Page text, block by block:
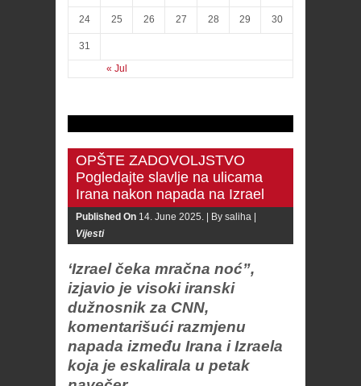
« Jul
24 25 26 27 28 29 30
31
OPŠTE ZADOVOLJSTVO
Pogledajte slavlje na ulicama
Irana nakon napada na Izrael
Published On 14. June 2025. |
By saliha |
Vijesti
‘Izrael čeka mračna noć”,
izjavio je visoki iranski
dužnosnik za CNN,
komentarišući razmjenu
napada između Irana i Izraela
koja je eskalirala u petak